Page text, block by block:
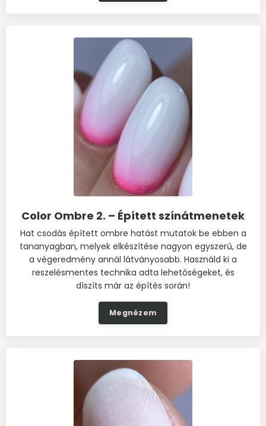
Color Ombre 2. – Épített színátmenetek
Hat csodás épített ombre hatást mutatok be ebben a
tananyagban, melyek elkészítése nagyon egyszerű, de
a végeredmény annál látványosabb. Használd ki a
reszelésmentes technika adta lehetőségeket, és
díszíts már az építés során!
Megnézem